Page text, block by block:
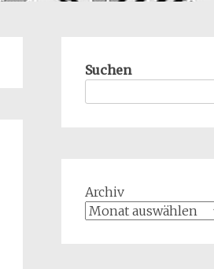
Suchen
Archiv